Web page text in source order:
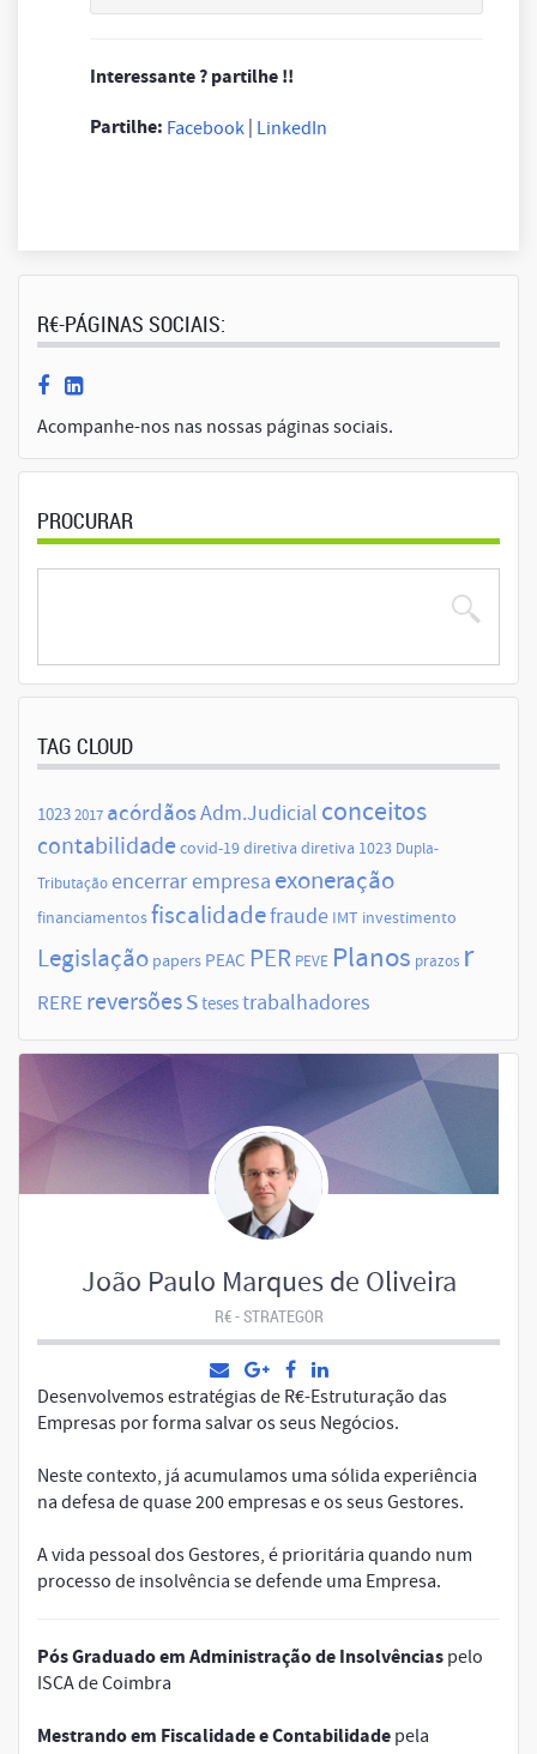
Interessante ? partilhe !!
Partilhe: Facebook | LinkedIn
R€-PÁGINAS SOCIAIS:
Acompanhe-nos nas nossas páginas sociais.
PROCURAR
TAG CLOUD
10232017 acórdãosAdm.Judicial conceitos
contabilidade covid-19diretiva diretiva 1023 Dupla-
Tributaçãoencerrar empresa exoneração
financiamentosfiscalidadefraude IMT investimento
Legislação papers PEAC PER PEVE Planos prazos r
RERE reversõesstesestrabalhadores
João Paulo Marques de Oliveira
R€ - STRATEGOR
Desenvolvemos estratégias de R€-Estruturação das
Empresas por forma salvar os seus Negócios.
Neste contexto, já acumulamos uma sólida experiência
na defesa de quase 200 empresas e os seus Gestores.
A vida pessoal dos Gestores, é prioritária quando num
processo de insolvência se defende uma Empresa.
Pós Graduado em Administração de Insolvências pelo
ISCA de Coimbra
Mestrando em Fiscalidade e Contabilidade pela